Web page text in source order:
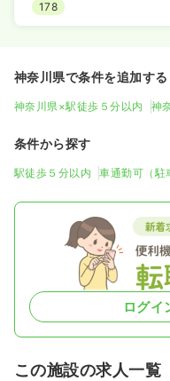
178
神奈川県で条件を追加する
神奈川県×駅徒歩５分以内 神
条件から探す
駅徒歩５分以内 車通勤可（駐
ログイ
この施設の求人一覧